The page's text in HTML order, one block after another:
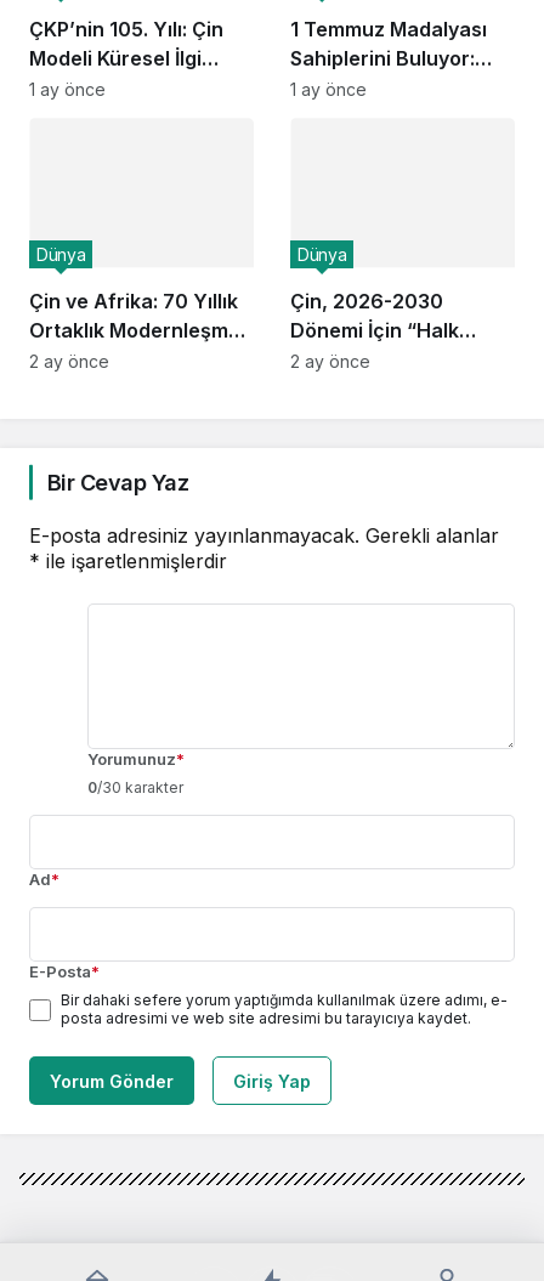
ÇKP’nin 105. Yılı: Çin
Modeli Küresel İlgi
Odağı Oldu
1 ay önce
1 Temmuz Madalyası
Sahiplerini Buluyor:
Halkın İçinden Gelen
1 ay önce
Çin ve Afrika: 70 Yıllık
Ortaklık Modernleşme
Yolunda Hız Kesmeden
Dünya
2 ay önce
Çin, 2026-2030
Dönemi İçin “Halk
Merkezli” Kalkınma
Dünya
2 ay önce
Bir Cevap Yaz
E-posta adresiniz yayınlanmayacak. Gerekli alanlar
* ile işaretlenmişlerdir
Yorumunuz*
0/30 karakter
Ad*
E-Posta*
Bir dahaki sefere yorum yaptığımda kullanılmak üzere adımı, e-
posta adresimi ve web site adresimi bu tarayıcıya kaydet.
Yorum Gönder Giriş Yap